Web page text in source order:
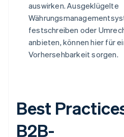
auswirken. Ausgeklügelte
festschreiben oder
anbieten, können hier für
Vorhersehbarkeit sorgen.
Best
B2B-